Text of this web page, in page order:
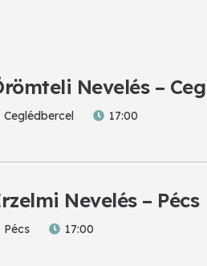
Nevelés –
Ceglédbercel 17:00
Nevelés – Pécs
Pécs 17:00